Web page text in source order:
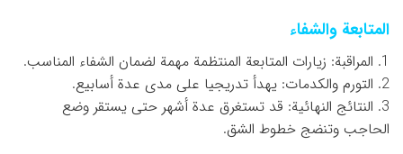
المتابعة والشفاء
1. المراقبة: زيارات المتابعة المنتظمة مهمة لضمان الشفاء المناسب.
2. التورم والكدمات: يهدأ تدريجيا على مدى عدة أسابيع.
3. النتائج النهائية: قد تستغرق عدة أشهر حتى يستقر وضع
الحاجب وتنضج خطوط الشق.